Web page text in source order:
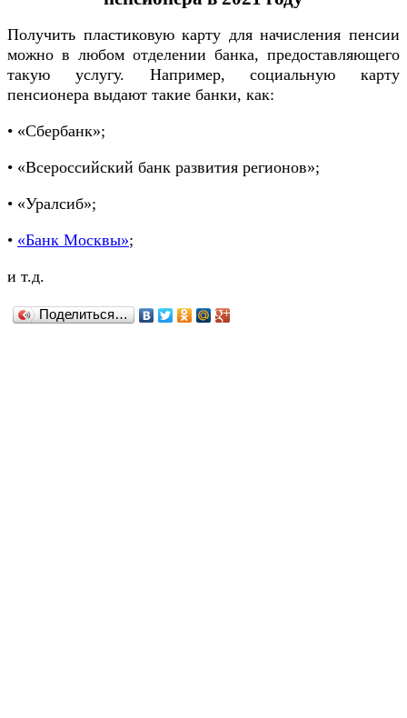
Получить пластиковую карту для начисления пенсии
можно в любом отделении банка, предоставляющего
такую услугу. Например, социальную карту
пенсионера выдают такие банки, как:
• «Сбербанк»;
• «Всероссийский банк развития регионов»;
• «Уралсиб»;
• «Банк Москвы»;
и т.д.
Поделиться…